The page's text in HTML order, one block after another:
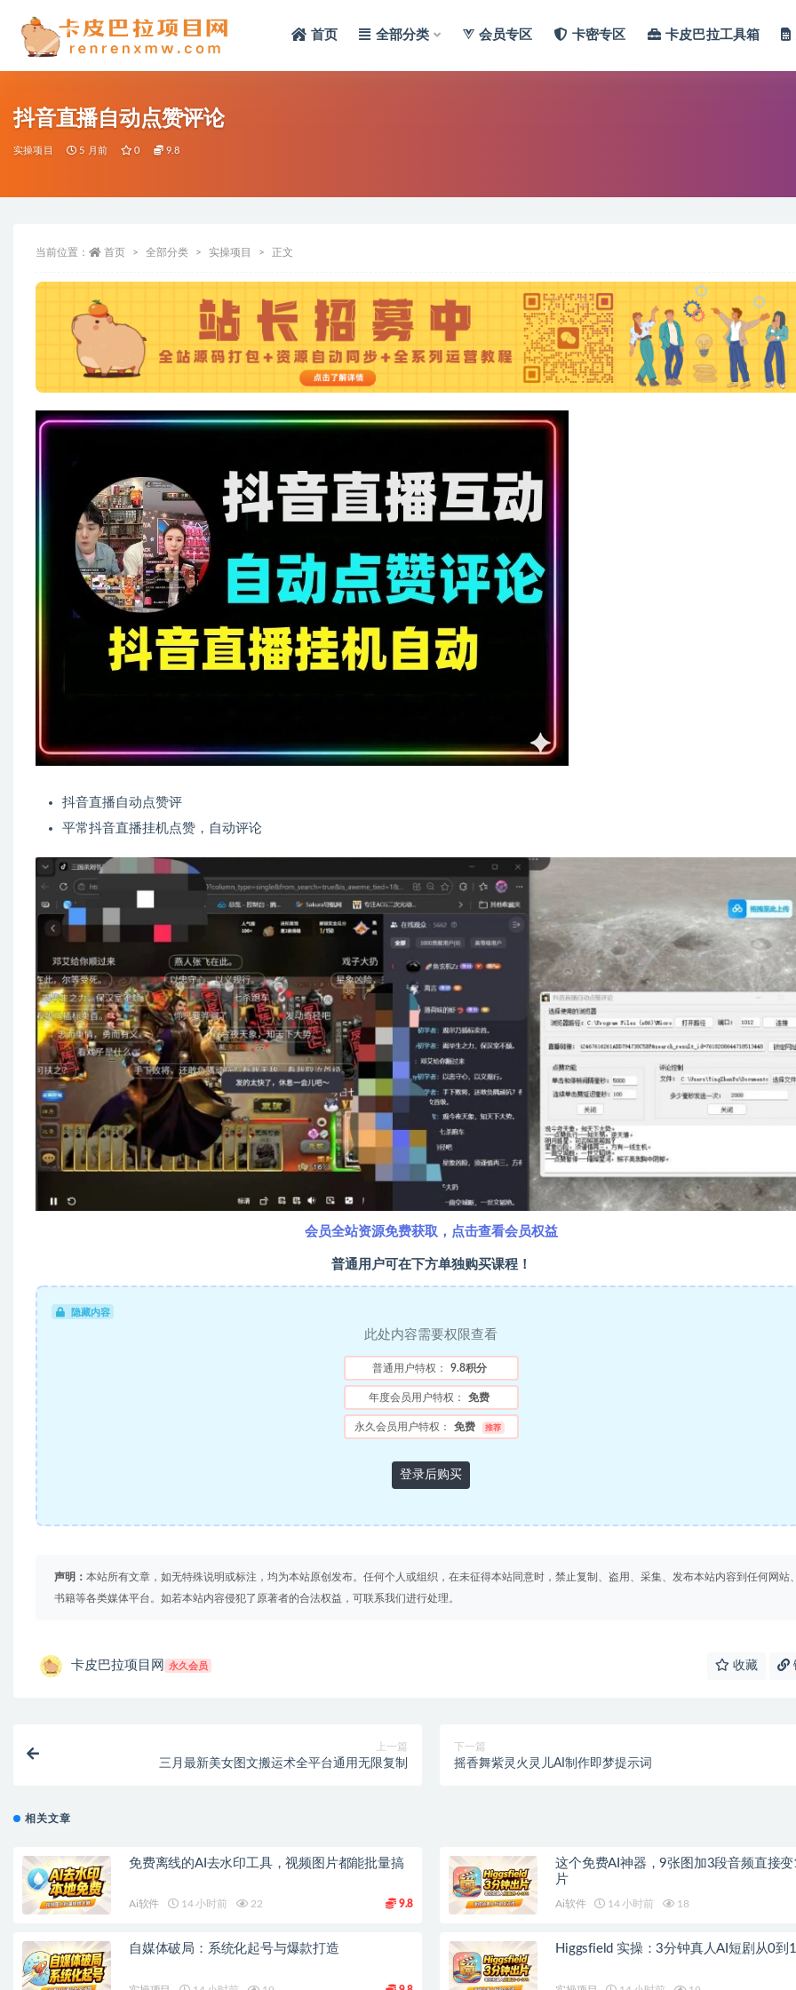
首页 全部分类 会员专区 卡密专区 卡皮巴拉工具箱
抖音直播自动点赞评论
实操项目 5 月前 0 9.8
当前位置： 首页 全部分类 实操项目 正文
抖音直播自动点赞评
平常抖音直播挂机点赞，自动评论
会员全站资源免费获取，点击查看会员权益
普通用户可在下方单独购买课程！
隐藏内容
此处内容需要权限查看
普通用户特权： 9.8积分
年度会员用户特权： 免费
永久会员用户特权： 免费 推荐
登录后购买
声明： 本站所有文章，如无特殊说明或标注，均为本站原创发布。任何个人或组织，在未征得本站同意时，禁止复制、盗用、采集、发布本站内容到任何网站
书籍等各类媒体平台。如若本站内容侵犯了原著者的合法权益，可联系我们进行处理。
卡皮巴拉项目网 永久会员 收藏
上一篇
三月最新美女图文搬运术全平台通用无限复制
下一篇
摇香舞紫灵火灵儿AI制作即梦提示词
相关文章
免费离线的AI去水印工具，视频图片都能批量搞
Ai软件 14 小时前 22 9.8
这个免费AI神器，9张图加3段音频直接
片
Ai软件 14 小时前 18
自媒体破局：系统化起号与爆款打造 Higgsfield 实操：3分钟真人AI短剧从0到